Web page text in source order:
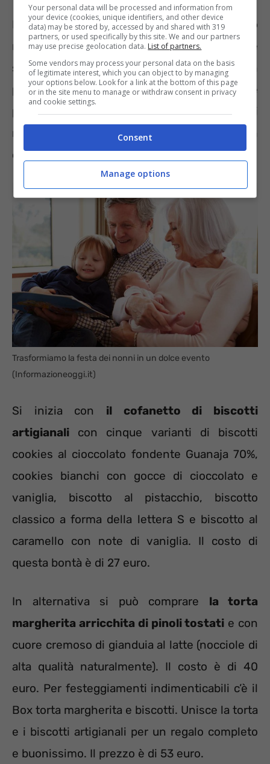
Per ogni celebrazione ed evento Cracco
realizza dolci specifici, prodotti gourmet che
sono dellevere e proprie prelibatezze.Non
poteva mancare una selezione particolare
pure per la Festa dei nonni con l’intento di
rendere omaggio al legame profondo con
queste figure così importanti.
Trasformiamo la festa dei nonni in un dolce evento
(Informazioneoggi.it)
Si inizia con il cofanetto di biscotti
artigianali con cinque varianti di biscotti
cookies al cioccolato fondente Guanaja 70%,
cookies bianchi con gocce di cioccolato e
vaniglia, biscotto al pistacchio, biscotto
classico a forma della lettera S e biscotto al
caramello con note di vaniglia. Il costo di
questa bontà è di 27 euro.
In alternativa si può comprare la torta
margherita arricchita di pinoli tostati e con
cuore cremoso di gianduia al latte (nocciole di
alta qualità naturalmente). Il costo è di 40
euro. Per festeggiamenti indimenticabili c’è il
Box torta margherita e biscotti. Unisce la torta
e i biscotti artigianali per un regalo completo
e buonissimo. Il prezzo è di 53 euro.
Your personal data will be processed and information from
your device (cookies, unique identifiers, and other device
data) may be stored by, accessed by and shared with 319
partners, or used specifically by this site. We and our partners
may use precise geolocation data. List of partners.
Some vendors may process your personal data on the basis
of legitimate interest, which you can object to by managing
your options below. Look for a link at the bottom of this page
or in the site menu to manage or withdraw consent in privacy
and cookie settings.
Consent
Manage options